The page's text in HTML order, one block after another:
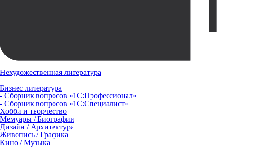
Нехудожественная литература
Бизнес литература
- Сборник вопросов «1С:Профессионал»
- Сборник вопросов «1С:Специалист»
Хобби и творчество
Мемуары / Биографии
Дизайн / Архитектура
Живопись / Графика
Кино / Музыка